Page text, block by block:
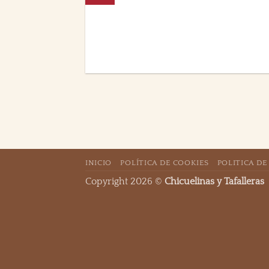
INICIO POLÍTICA DE COOKIES POLITICA
Copyright 2026 © Chicuelinas y Tafalleras